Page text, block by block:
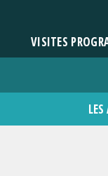
VISITES